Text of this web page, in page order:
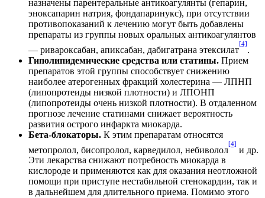
назначены парентеральные антикоагулянты (гепарин,
эноксапарин натрия, фондапаринукс), при отсутствии
противопоказаний к лечению могут быть добавлены
препараты из группы новых оральных антикоагулянтов
— ривароксабан, апиксабан, дабигатрана этексилат
[4]
.
Гиполипидемические средства или статины. Прием
препаратов этой группы способствует снижению
наиболее атерогенных фракций холестерина — ЛПНП
(липопротеиды низкой плотности) и ЛПОНП
(липопротеиды очень низкой плотности). В отдаленном
прогнозе лечение статинами снижает вероятность
развития острого инфаркта миокарда.
Бета-блокаторы. К этим препаратам относятся
метопролол, бисопролол, карведилол, небиволол
[4]
и др.
Эти лекарства снижают потребность миокарда в
кислороде и применяются как для оказания неотложной
помощи при приступе нестабильной стенокардии, так и
в дальнейшем для длительного приема. Помимо этого